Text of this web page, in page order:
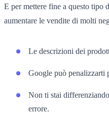
E per mettere fine a questo tipo
aumentare le vendite di molti
Le descrizioni dei
Google può penalizzarti
Non ti stai
errore.